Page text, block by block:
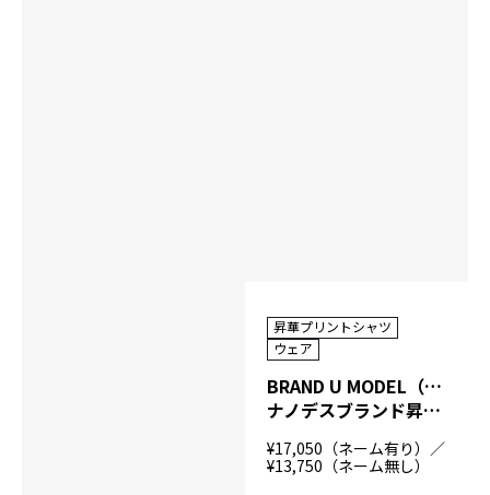
昇華プリントシャツ
ウェア
BRAND U MODEL（NANODESU）
ナノデスブランド昇華プリントシャツ
¥17,050（ネーム有り）／
¥13,750（ネーム無し）